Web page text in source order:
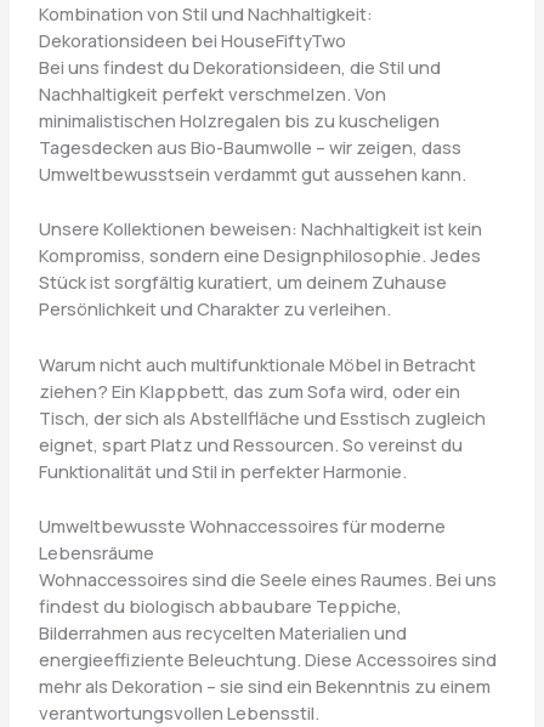
Kombination von Stil und Nachhaltigkeit:
Dekorationsideen bei HouseFiftyTwo
Bei uns findest du Dekorationsideen, die Stil und
Nachhaltigkeit perfekt verschmelzen. Von
minimalistischen Holzregalen bis zu kuscheligen
Tagesdecken aus Bio-Baumwolle – wir zeigen, dass
Umweltbewusstsein verdammt gut aussehen kann.
Unsere Kollektionen beweisen: Nachhaltigkeit ist kein
Kompromiss, sondern eine Designphilosophie. Jedes
Stück ist sorgfältig kuratiert, um deinem Zuhause
Persönlichkeit und Charakter zu verleihen.
Warum nicht auch multifunktionale Möbel in Betracht
ziehen? Ein Klappbett, das zum Sofa wird, oder ein
Tisch, der sich als Abstellfläche und Esstisch zugleich
eignet, spart Platz und Ressourcen. So vereinst du
Funktionalität und Stil in perfekter Harmonie.
Umweltbewusste Wohnaccessoires für moderne
Lebensräume
Wohnaccessoires sind die Seele eines Raumes. Bei uns
findest du biologisch abbaubare Teppiche,
Bilderrahmen aus recycelten Materialien und
energieeffiziente Beleuchtung. Diese Accessoires sind
mehr als Dekoration – sie sind ein Bekenntnis zu einem
verantwortungsvollen Lebensstil.